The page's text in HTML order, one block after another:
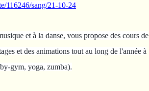
116246/sang/21-10-24
et à la danse, vous propose des cours de
et des animations tout au long de l'année à
gym, yoga, zumba).